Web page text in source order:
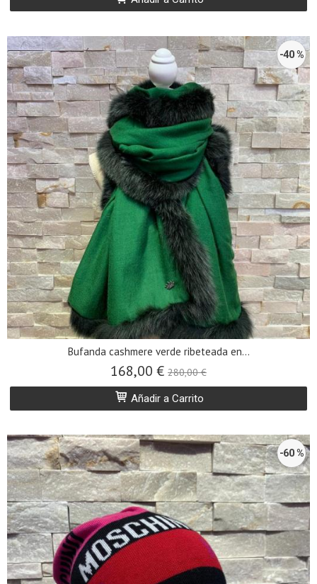
-40 %
Bufanda cashmere verde ribeteada en...
168,00 € 280,00 €
Añadir a Carrito
-60 %